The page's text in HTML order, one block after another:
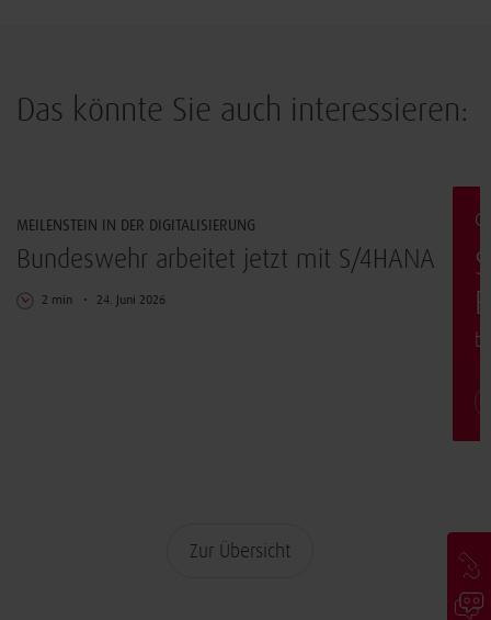
Das könnte Sie auch interessieren:
MEILENSTEIN IN DER DIGITALISIERUNG
Bundeswehr arbeitet jetzt mit S/4HANA
2 min 24. Juni 2026
Zur Übersicht